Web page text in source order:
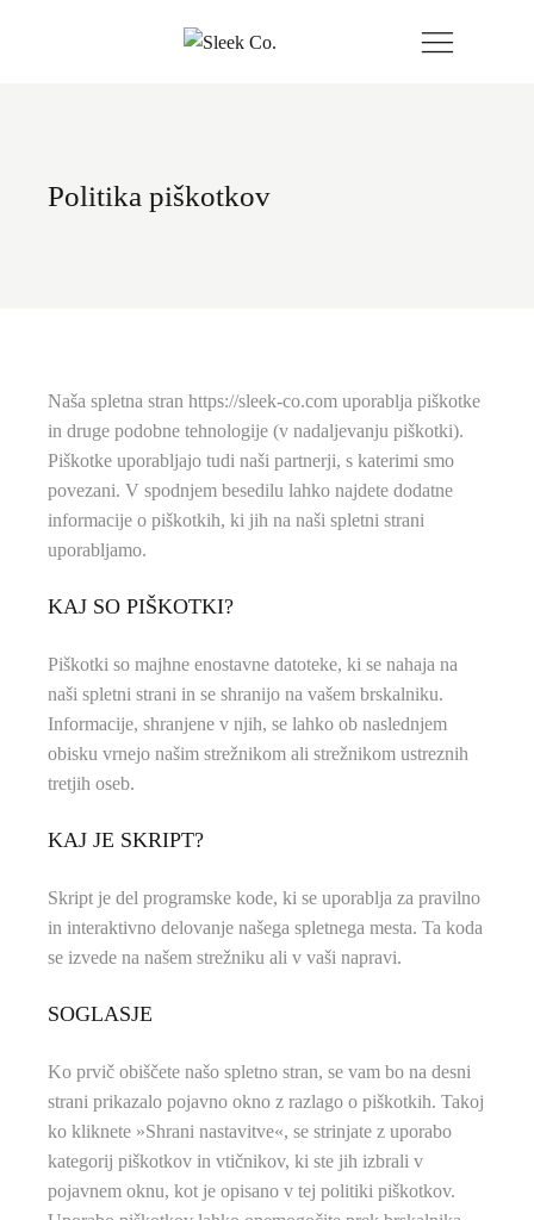
Politika piškotkov
Naša spletna stran https://sleek-co.com uporablja piškotke
in druge podobne tehnologije (v nadaljevanju piškotki).
Piškotke uporabljajo tudi naši partnerji, s katerimi smo
povezani. V spodnjem besedilu lahko najdete dodatne
informacije o piškotkih, ki jih na naši spletni strani
uporabljamo.
KAJ SO PIŠKOTKI?
Piškotki so majhne enostavne datoteke, ki se nahaja na
naši spletni strani in se shranijo na vašem brskalniku.
Informacije, shranjene v njih, se lahko ob naslednjem
obisku vrnejo našim strežnikom ali strežnikom ustreznih
tretjih oseb.
KAJ JE SKRIPT?
Skript je del programske kode, ki se uporablja za pravilno
in interaktivno delovanje našega spletnega mesta. Ta koda
se izvede na našem strežniku ali v vaši napravi.
SOGLASJE
Ko prvič obiščete našo spletno stran, se vam bo na desni
strani prikazalo pojavno okno z razlago o piškotkih. Takoj
ko kliknete »Shrani nastavitve«, se strinjate z uporabo
kategorij piškotkov in vtičnikov, ki ste jih izbrali v
pojavnem oknu, kot je opisano v tej politiki piškotkov.